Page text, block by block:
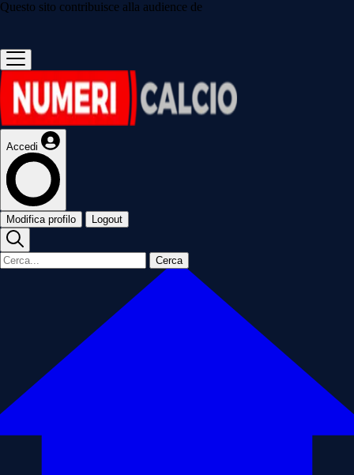
Questo sito contribuisce alla audience de
Accedi
Modifica profilo Logout
Cerca